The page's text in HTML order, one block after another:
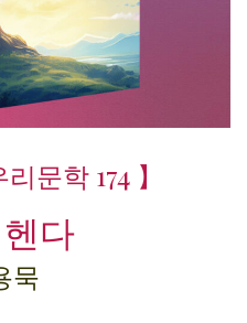
문학 174 】
다
묵